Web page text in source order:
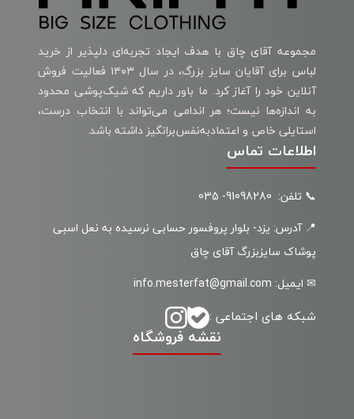
مجموعه آقای چاق با هدف ایجاد تجربه‌ای دلپذیر از خرید
لباس برای آقایان سایز بزرگ، در سال ۱۴۰۳ فعالیت فروش
آنلاین خود را آغاز کرد. ما باور داریم که شیک‌پوشی محدود
به اندازه‌ها نیست؛ هر اندامی می‌تواند با انتخاب درست،
استایلی خاص و اعتمادبه‌نفس‌برانگیز داشته باشد.
اطلاعات تماس
📞 تلفن: 91098280- 035
📍 آدرس: یزد- بلوار پروفسور حسابی نرسیده به نعل اسبی
پوشاک سایزبزرگ آقای چاق
✉ ایمیل: info.mesterfat@gmail.com
شبکه های اجتماعی :
نقشه فروشگاه